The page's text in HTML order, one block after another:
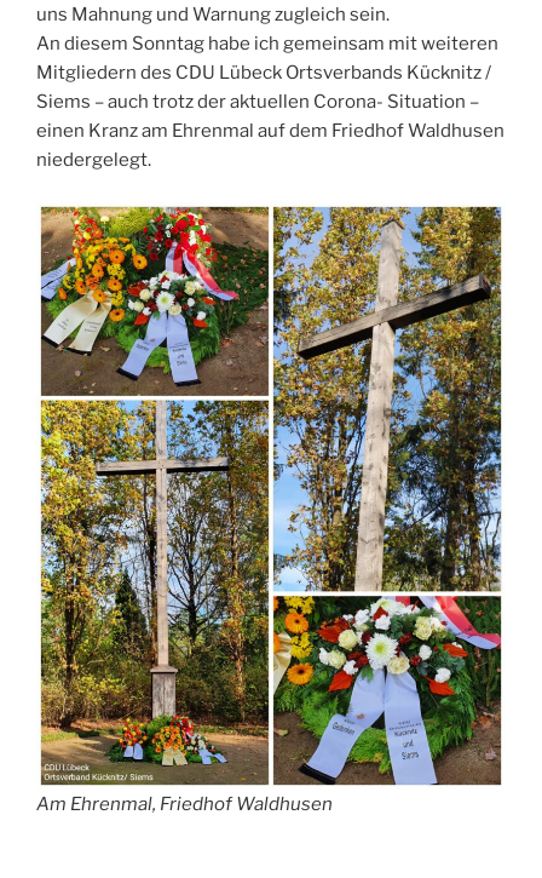
uns Mahnung und Warnung zugleich sein.
An diesem Sonntag habe ich gemeinsam mit weiteren
Mitgliedern des CDU Lübeck Ortsverbands Kücknitz /
Siems – auch trotz der aktuellen Corona- Situation –
einen Kranz am Ehrenmal auf dem Friedhof Waldhusen
niedergelegt.
Am Ehrenmal, Friedhof Waldhusen